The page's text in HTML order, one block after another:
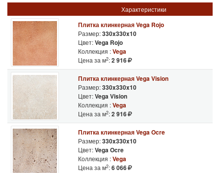
Характеристики
Плитка клинкерная Vega Rojo
Размер:330x330x10
Цвет:Vega Rojo
Коллекция :Vega
Цена за м2:2 916
Плитка клинкерная Vega Vision
Размер:330x330x10
Цвет:Vega Vision
Коллекция :Vega
Цена за м2:2 916
Плитка клинкерная Vega Ocre
Размер:330x330x10
Цвет:Vega Ocre
Коллекция :Vega
Цена за м2:6 066